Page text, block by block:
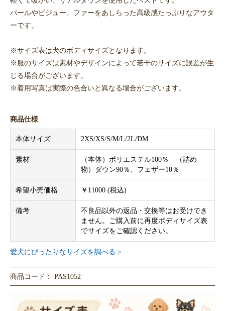
パールやビジュー、ファーをあしらった高級感たっぷりなアウタ
ーです。
※サイズ表は犬のボディサイズとなります。
※服のサイズは素材やデザインによって若干のサイズに誤差が生
じる場合がございます。
※着用写真は実際の色合いと異なる場合がございます。
商品仕様
本体サイズ 2XS/XS/S/M/L/2L/DM
素材
（本体）ポリエステル100％ （詰め
物）ダウン90％、フェザー10％
希望小売価格 ￥11000 (税込)
備考
不良品以外の返品・交換等はお受けでき
ません。ご購入前に再度ボディサイズ表
でサイズをご確認ください。
愛犬にぴったりなサイズを調べる >
商品コード： PAS1052